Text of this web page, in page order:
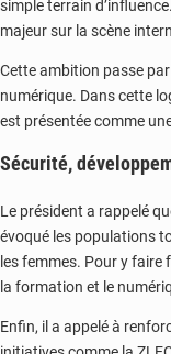
simple terrain
majeur sur la scène
Cette ambition passe
numérique. Dans cette
est présentée comme
Sécurité,
Le président a rappelé
évoqué les populations
les femmes. Pour y faire
la formation et le
Enfin, il a appelé à